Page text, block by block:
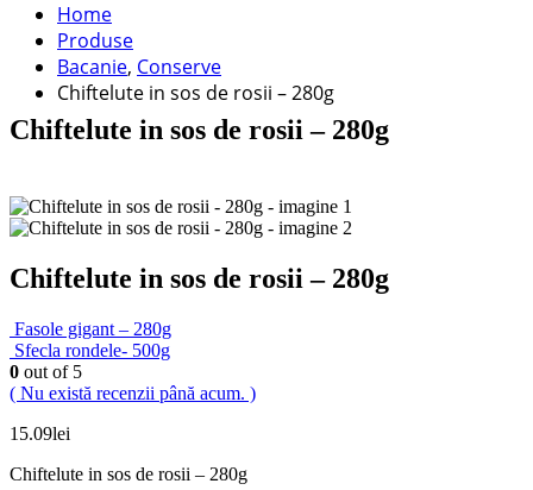
Home
Produse
Bacanie, Conserve
Chiftelute in sos de rosii – 280g
Chiftelute in sos de rosii – 280g
Chiftelute in sos de rosii – 280g
Fasole gigant – 280g
Sfecla rondele- 500g
0 out of 5
( Nu există recenzii până acum. )
15.09lei
Chiftelute in sos de rosii – 280g